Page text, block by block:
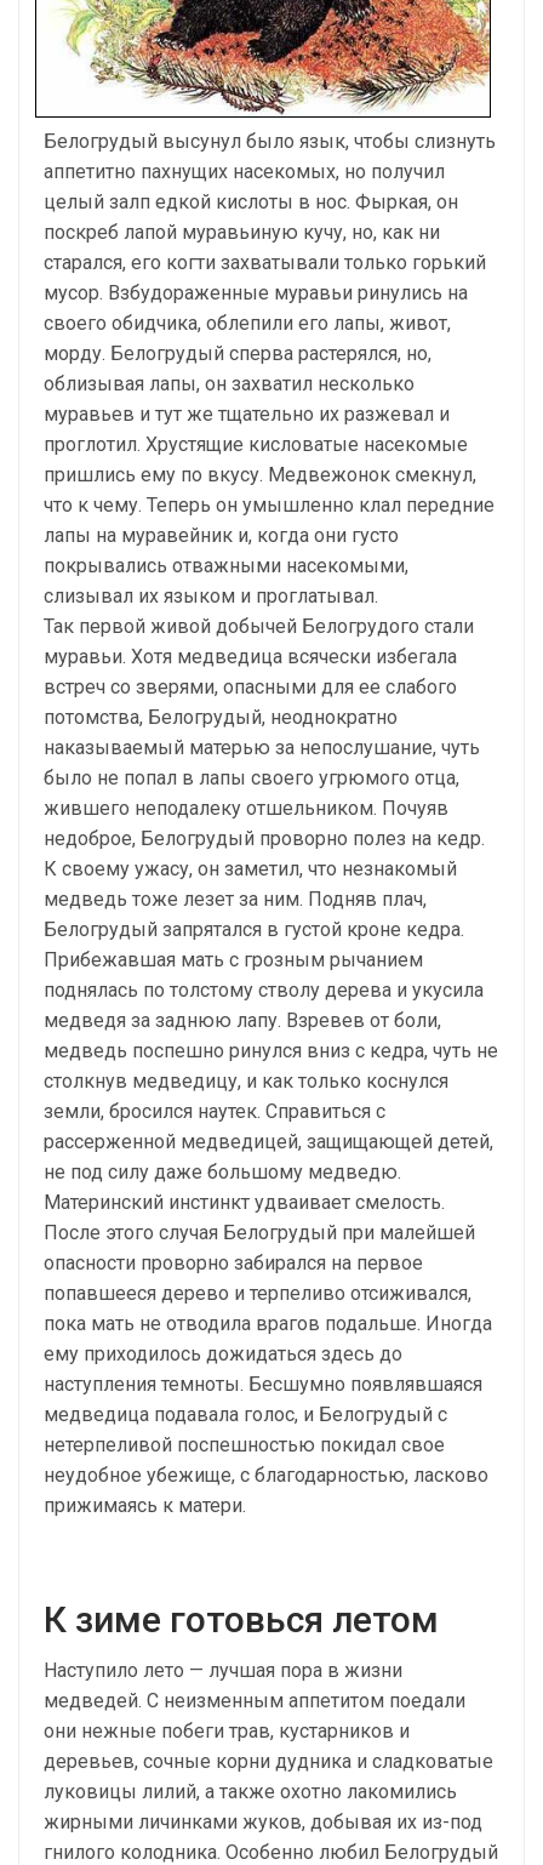
Белогрудый высунул было язык, чтобы слизнуть
аппетитно пахнущих насекомых, но получил
целый залп едкой кислоты в нос. Фыркая, он
поскреб лапой муравьиную кучу, но, как ни
старался, его когти захватывали только горький
мусор. Взбудораженные муравьи ринулись на
своего обидчика, облепили его лапы, живот,
морду. Белогрудый сперва растерялся, но,
облизывая лапы, он захватил несколько
муравьев и тут же тщательно их разжевал и
проглотил. Хрустящие кисловатые насекомые
пришлись ему по вкусу. Медвежонок смекнул,
что к чему. Теперь он умышленно клал передние
лапы на муравейник и, когда они густо
покрывались отважными насекомыми,
слизывал их языком и проглатывал.
Так первой живой добычей Белогрудого стали
муравьи. Хотя медведица всячески избегала
встреч со зверями, опасными для ее слабого
потомства, Белогрудый, неоднократно
наказываемый матерью за непослушание, чуть
было не попал в лапы своего угрюмого отца,
жившего неподалеку отшельником. Почуяв
недоброе, Белогрудый проворно полез на кедр.
К своему ужасу, он заметил, что незнакомый
медведь тоже лезет за ним. Подняв плач,
Белогрудый запрятался в густой кроне кедра.
Прибежавшая мать с грозным рычанием
поднялась по толстому стволу дерева и укусила
медведя за заднюю лапу. Взревев от боли,
медведь поспешно ринулся вниз с кедра, чуть не
столкнув медведицу, и как только коснулся
земли, бросился наутек. Справиться с
рассерженной медведицей, защищающей детей,
не под силу даже большому медведю.
Материнский инстинкт удваивает смелость.
После этого случая Белогрудый при малейшей
опасности проворно забирался на первое
попавшееся дерево и терпеливо отсиживался,
пока мать не отводила врагов подальше. Иногда
ему приходилось дожидаться здесь до
наступления темноты. Бесшумно появлявшаяся
медведица подавала голос, и Белогрудый с
нетерпеливой поспешностью покидал свое
неудобное убежище, с благодарностью, ласково
прижимаясь к матери.
К зиме готовься летом
Наступило лето — лучшая пора в жизни
медведей. С неизменным аппетитом поедали
они нежные побеги трав, кустарников и
деревьев, сочные корни дудника и сладковатые
луковицы лилий, а также охотно лакомились
жирными личинками жуков, добывая их из-под
гнилого колодника. Особенно любил Белогрудый